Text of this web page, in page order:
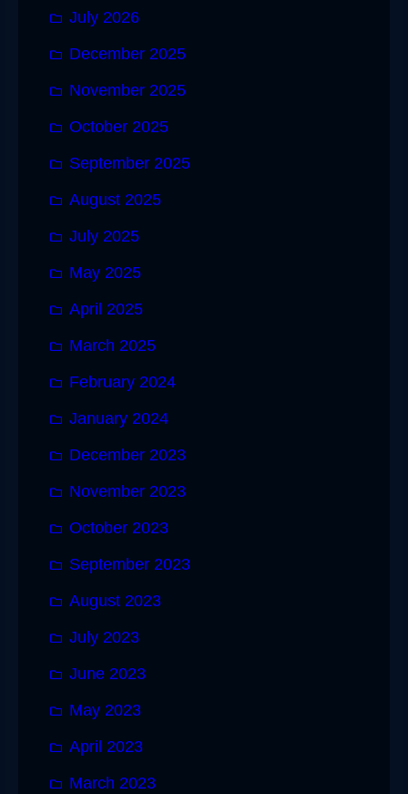
July 2026
December 2025
November 2025
October 2025
September 2025
August 2025
July 2025
May 2025
April 2025
March 2025
February 2024
January 2024
December 2023
November 2023
October 2023
September 2023
August 2023
July 2023
June 2023
May 2023
April 2023
March 2023